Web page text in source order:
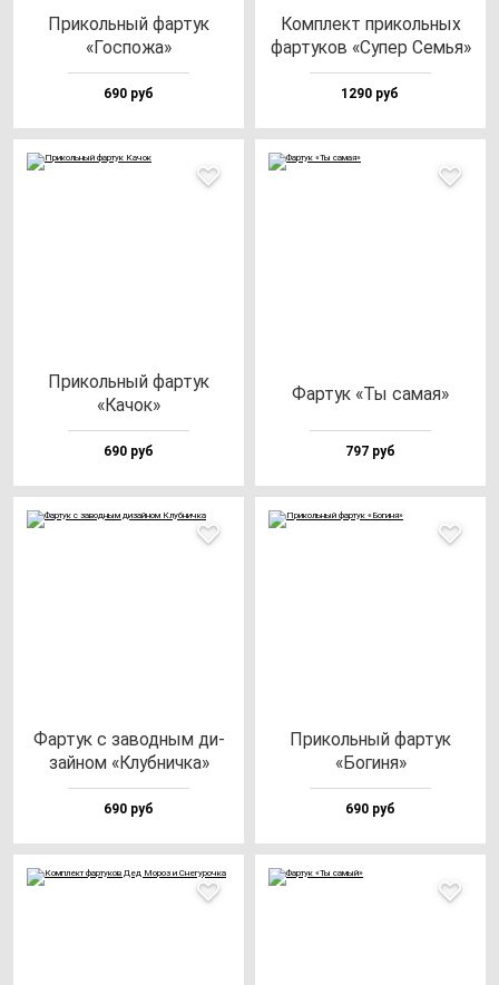
При­коль­ный фар­тук
«Гос­по­жа»
690 руб
Ком­плект при­коль­ных
фар­ту­ков «Супер Семья»
1290 руб
При­коль­ный фар­тук
«Качок»
690 руб
Фар­тук «Ты са­мая»
797 руб
Фар­тук с за­вод­ным ди­
зай­ном «Клуб­нич­ка»
690 руб
При­коль­ный фар­тук
«Боги­ня»
690 руб